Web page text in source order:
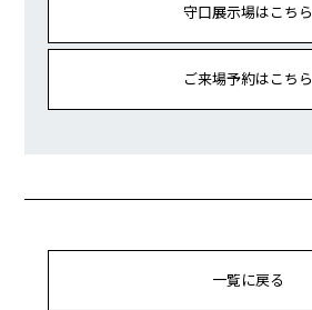
守口展示場はこちら
ご来場予約はこちら
一覧に戻る